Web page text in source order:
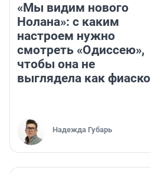
«Мы видим нового
Нолана»: с каким
настроем нужно
смотреть «Одиссею»,
чтобы она не
выглядела как фиаско
Надежда Губарь